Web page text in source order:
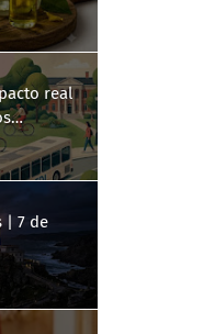
real
| 7 de